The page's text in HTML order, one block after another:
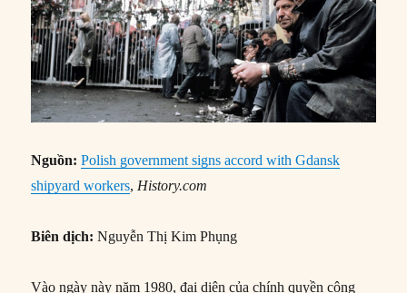
Nguồn:Polish government signs accord with Gdansk
shipyard workers, History.com
Biên dịch: Nguyễn Thị Kim Phụng
Vào ngày này năm 1980, đại diện của chính quyền cộng